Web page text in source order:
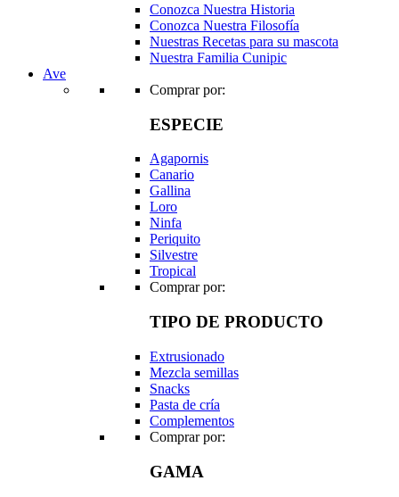
Conozca Nuestra Historia
Conozca Nuestra Filosofía
Nuestras Recetas para su mascota
Nuestra Familia Cunipic
Ave
Comprar por:
ESPECIE
Agapornis
Canario
Gallina
Loro
Ninfa
Periquito
Silvestre
Tropical
Comprar por:
TIPO DE PRODUCTO
Extrusionado
Mezcla semillas
Snacks
Pasta de cría
Complementos
Comprar por:
GAMA